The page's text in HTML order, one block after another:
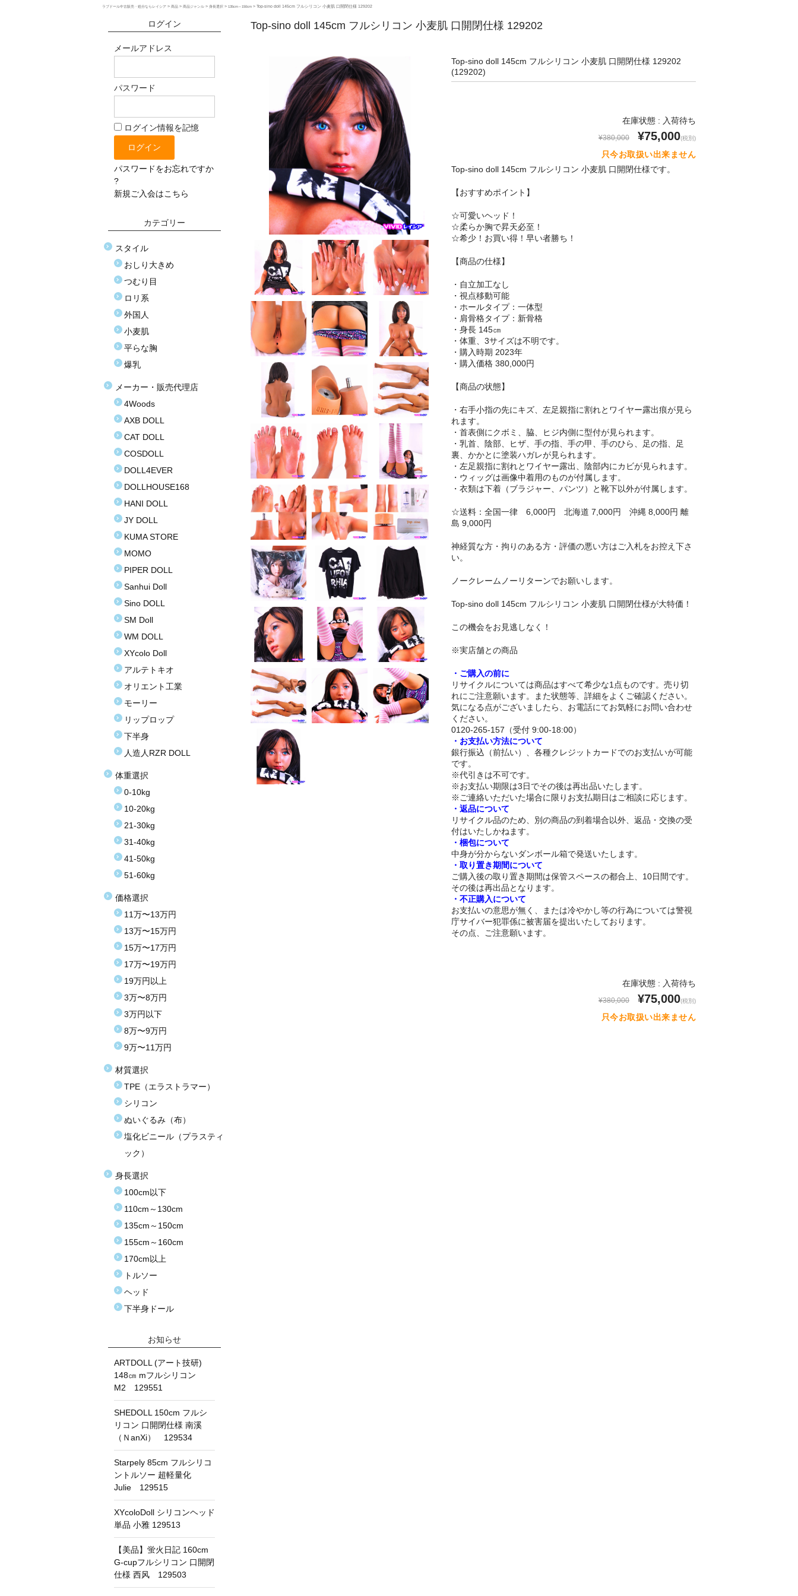
ラブドール中古販売・処分ならレイシア > 商品 > 商品ジャンル > 身長選択 > 135cm～150cm > Top-sino doll 145cm フルシリコン 小麦肌 口開閉仕様 129202
Top-sino doll 145cm フルシリコン 小麦肌 口開閉仕様 129202
Top-sino doll 145cm フルシリコン 小麦肌 口開閉仕様 129202
(129202)
在庫状態 : 入荷待ち
¥380,000 ¥75,000(税別)
只今お取扱い出来ません
Top-sino doll 145cm フルシリコン 小麦肌 口開閉仕様です。
【おすすめポイント】
☆可愛いヘッド！
☆柔らか胸で昇天必至！
☆希少！お買い得！早い者勝ち！
【商品の仕様】
・自立加工なし
・視点移動可能
・ホールタイプ：一体型
・肩骨格タイプ：新骨格
・身長 145㎝
・体重、3サイズは不明です。
・購入時期 2023年
・購入価格 380,000円
【商品の状態】
・右手小指の先にキズ、左足親指に割れとワイヤー露出痕が見ら
れます。
・首表側にクボミ、脇、ヒジ内側に型付が見られます。
・乳首、陰部、ヒザ、手の指、手の甲、手のひら、足の指、足
裏、かかとに塗装ハガレが見られます。
・左足親指に割れとワイヤー露出、陰部内にカビが見られます。
・ウィッグは画像中着用のものが付属します。
・衣類は下着（ブラジャー、パンツ）と靴下以外が付属します。
☆送料：全国一律 6,000円 北海道 7,000円 沖縄 8,000円 離
島 9,000円
神経質な方・拘りのある方・評価の悪い方はご入札をお控え下さ
い。
ノークレームノーリターンでお願いします。
Top-sino doll 145cm フルシリコン 小麦肌 口開閉仕様が大特価！
この機会をお見逃しなく！
※実店舗との商品
・ご購入の前に
リサイクルについては商品はすべて希少な1点ものです。売り切
れにご注意願います。また状態等、詳細をよくご確認ください。
気になる点がございましたら、お電話にてお気軽にお問い合わせ
ください。
0120-265-157（受付 9:00-18:00）
・お支払い方法について
銀行振込（前払い）、各種クレジットカードでのお支払いが可能
です。
※代引きは不可です。
※お支払い期限は3日でその後は再出品いたします。
※ご連絡いただいた場合に限りお支払期日はご相談に応じます。
・返品について
リサイクル品のため、別の商品の到着場合以外、返品・交換の受
付はいたしかねます。
・梱包について
中身が分からないダンボール箱で発送いたします。
・取り置き期間について
ご購入後の取り置き期間は保管スペースの都合上、10日間です。
その後は再出品となります。
・不正購入について
お支払いの意思が無く、または冷やかし等の行為については警視
庁サイバー犯罪係に被害届を提出いたしております。
その点、ご注意願います。
在庫状態 : 入荷待ち
¥380,000 ¥75,000(税別)
只今お取扱い出来ません
ログイン
メールアドレス
パスワード
ログイン情報を記憶
パスワードをお忘れですか
?
新規ご入会はこちら
カテゴリー
スタイル
おしり大きめ
つむり目
ロリ系
外国人
小麦肌
平らな胸
爆乳
メーカー・販売代理店
4Woods
AXB DOLL
CAT DOLL
COSDOLL
DOLL4EVER
DOLLHOUSE168
HANI DOLL
JY DOLL
KUMA STORE
MOMO
PIPER DOLL
Sanhui Doll
Sino DOLL
SM Doll
WM DOLL
XYcolo Doll
アルテトキオ
オリエント工業
モーリー
リップロップ
下半身
人造人RZR DOLL
体重選択
0-10kg
10-20kg
21-30kg
31-40kg
41-50kg
51-60kg
価格選択
11万〜13万円
13万〜15万円
15万〜17万円
17万〜19万円
19万円以上
3万〜8万円
3万円以下
8万〜9万円
9万〜11万円
材質選択
TPE（エラストラマー）
シリコン
ぬいぐるみ（布）
塩化ビニール（プラスティ
ック）
身長選択
100cm以下
110cm～130cm
135cm～150cm
155cm～160cm
170cm以上
トルソー
ヘッド
下半身ドール
お知らせ
ARTDOLL (アート技研)
148㎝ mフルシリコン
M2 129551
SHEDOLL 150cm フルシ
リコン 口開閉仕様 南溪
（ＮanXi） 129534
Starpely 85cm フルシリコ
ントルソー 超軽量化
Julie 129515
XYcoloDoll シリコンヘッド
単品 小雅 129513
【美品】蛍火日記 160cm
G-cupフルシリコン 口開閉
仕様 西风 129503